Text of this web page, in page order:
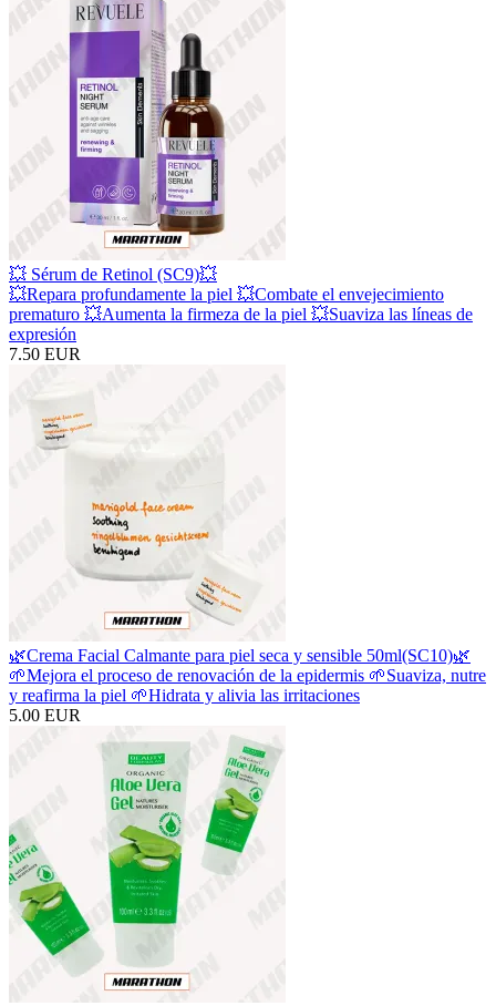
💥 Sérum de Retinol (SC9)💥
💥Repara profundamente la piel 💥Combate el envejecimiento
prematuro 💥Aumenta la firmeza de la piel 💥Suaviza las líneas de
expresión
7.50 EUR
🌿Crema Facial Calmante para piel seca y sensible 50ml(SC10)🌿
🌱Mejora el proceso de renovación de la epidermis 🌱Suaviza, nutre
y reafirma la piel 🌱Hidrata y alivia las irritaciones
5.00 EUR